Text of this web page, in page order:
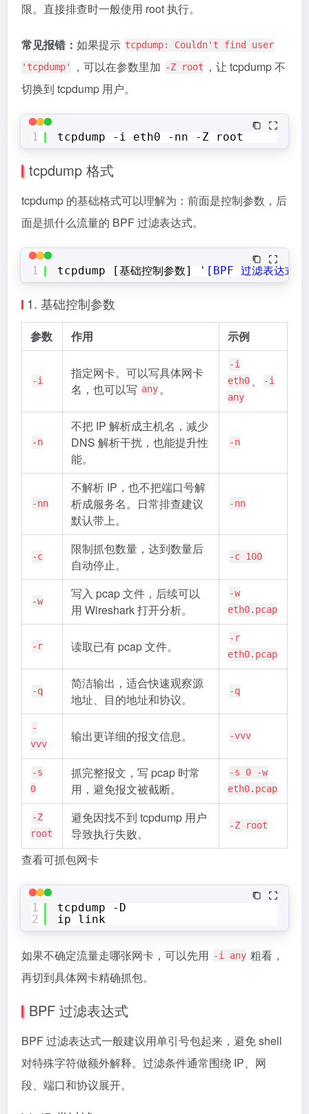
限。直接排查时一般使用 root 执行。
常见报错： 如果提示 tcpdump: Couldn't find user
'tcpdump'
，可以在参数里加 -Z root
，让 tcpdump 不
切换到 tcpdump 用户。
1 tcpdump -i eth0 -nn -Z root
tcpdump 格式
tcpdump 的基础格式可以理解为：前面是控制参数，后
面是抓什么流量的 BPF 过滤表达式。
1 tcpdump [基础控制参数] '[BPF 过滤表达式]'
1. 基础控制参数
参数 作用 示例
-i
指定网卡。可以写具体网卡
名，也可以写 any 。
-i
eth0
-i
any
-n
不把 IP 解析成主机名，减少
DNS 解析干扰，也能提升性
能。
-n
-nn
不解析 IP，也不把端口号解
析成服务名。日常排查建议
默认带上。
-nn
-c
限制抓包数量，达到数量后
自动停止。
-c 100
-w
写入 pcap 文件，后续可以
用 Wireshark 打开分析。
-w
eth0.pcap
-r 读取已有 pcap 文件。
-r
eth0.pcap
-q
简洁输出，适合快速观察源
地址、目的地址和协议。
-q
-
vvv
输出更详细的报文信息。 -vvv
-s
0
抓完整报文，写 pcap 时常
用，避免报文被截断。
-s 0 -w
eth0.pcap
-Z
root
避免因找不到 tcpdump 用户
导致执行失败。
-Z root
查看可抓包网卡
1
2
tcpdump -D
ip link
如果不确定流量走哪张网卡，可以先用 -i any 粗看，
再切到具体网卡精确抓包。
BPF 过滤表达式
BPF 过滤表达式一般建议用单引号包起来，避免 shell
对特殊字符做额外解释。过滤条件通常围绕 IP、网
段、端口和协议展开。